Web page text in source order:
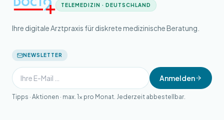
TELEMEDIZIN · DEUTSCHLAND
Ihre digitale Arztpraxis für diskrete medizinische Beratung.
NEWSLETTER
Anmelden
Tipps · Aktionen · max. 1× pro Monat. Jederzeit abbestellbar.